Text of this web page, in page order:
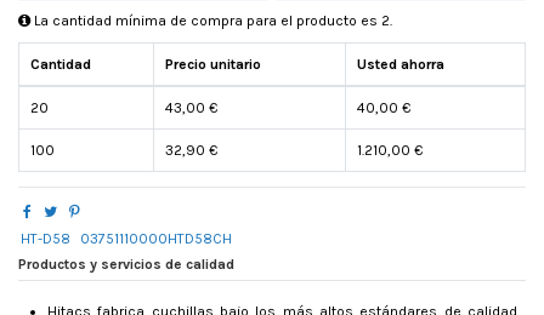
La cantidad mínima de compra para el producto es 2.
Cantidad Precio unitario Usted ahorra
20 43,00 € 40,00 €
100 32,90 € 1.210,00 €
HT-D58
03751110000HTD58CH
Productos y servicios de calidad
Hitacs fabrica cuchillas bajo los más altos estándares de calidad